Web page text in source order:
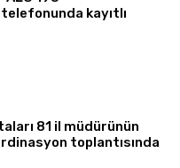
kayıtlı
81 il müdürünün
toplantısında